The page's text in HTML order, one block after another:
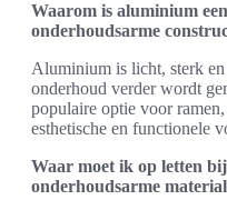
Waarom is aluminium
onderhoudsarme
Aluminium is licht, sterk
onderhoud verder wordt
populaire optie voor
esthetische en functionele
Waar moet ik op letten
onderhoudsarme